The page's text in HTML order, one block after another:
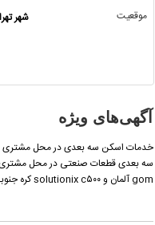
موقعیت
شهر
آگهی‌های ویژه
خدمات اسکن سه بعدی در محل مشتری
سه بعدی قطعات صنعتی در محل مشتری
gom آلمان و solutionix c۵۰۰ کره جنوبی , Shining ۳D - …